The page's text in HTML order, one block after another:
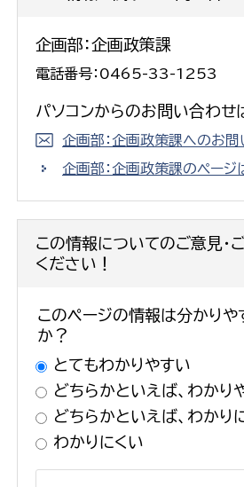
企画部：企画政策課
電話番号：0465-33-1253
パソコンからのお問い合わせ
企画部：企画政策課へのお問
企画部：企画政策課のページ
この情報についてのご意見・
ください！
このページの情報は分かりや
か？
とてもわかりやすい
どちらかといえば、わかり
どちらかといえば、わかり
わかりにくい